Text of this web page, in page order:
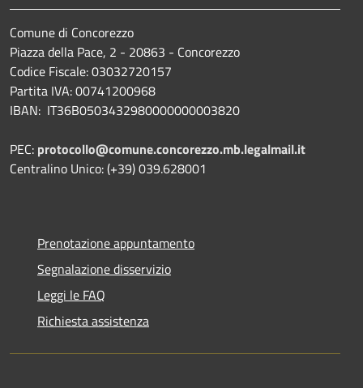
Comune di Concorezzo
Piazza della Pace, 2 - 20863 - Concorezzo
Codice Fiscale: 03032720157
Partita IVA: 00741200968
IBAN: IT36B0503432980000000003820
PEC: protocollo@comune.concorezzo.mb.legalmail.it
Centralino Unico: (+39) 039.628001
Prenotazione appuntamento
Segnalazione disservizio
Leggi le FAQ
Richiesta assistenza